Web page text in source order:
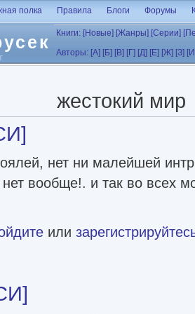
полка Правила Блоги Форумы
Книги: [Новые] [Жанры] [Серии]
Авторы: [А] [Б] [В] [Г] [Д] [Е] [Ж] [З]
жестокий мир
нет ни малейшей
вообще!. и так во всех
11 [СИ] или